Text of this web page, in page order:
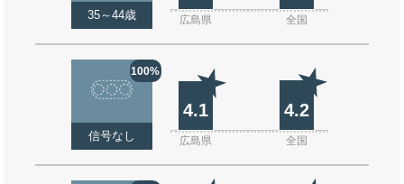
35～44歳 広島県 全国
100%
信号なし
4.1 4.2
広島県 全国